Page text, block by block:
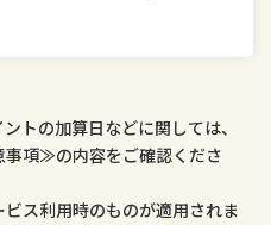
トの加算日などに関しては、
項≫の内容をご確認くださ
ス利用時のものが適用されま